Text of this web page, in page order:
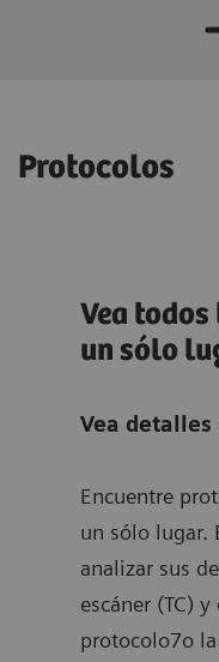
Protocolos
Vea
un sólo
Vea
Encuentre
un sólo lugar.
analizar sus
escáner (TC)
protocolo7o